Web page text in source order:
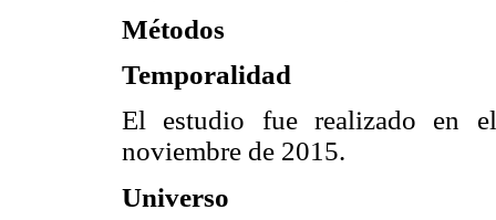
Métodos
Temporalidad
El estudio fue realizado en
noviembre de 2015.
Universo